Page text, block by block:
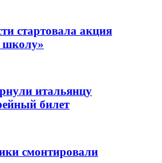
стартовала акция
школу»
итальянцу
билет
смонтировали